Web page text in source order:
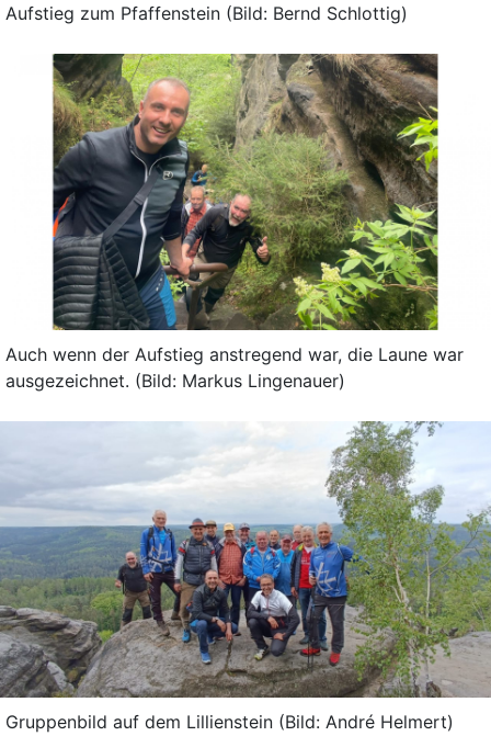
Aufstieg zum Pfaffenstein (Bild: Bernd Schlottig)
Auch wenn der Aufstieg anstregend war, die Laune war
ausgezeichnet. (Bild: Markus Lingenauer)
Gruppenbild auf dem Lillienstein (Bild: André Helmert)